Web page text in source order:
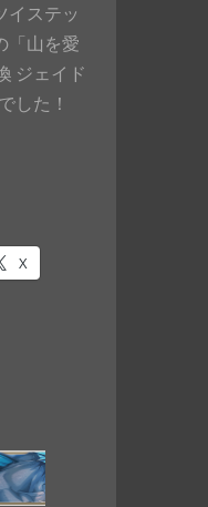
イステッ
「山を愛
ジェイド
した！
X